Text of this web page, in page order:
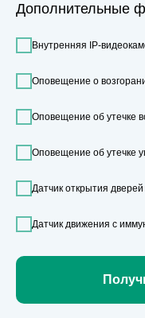
Дополнительные
Внутренняя IP-
Оповещение о
Оповещение об утечке
Оповещение об утечке
Датчик открытия
Датчик движения с